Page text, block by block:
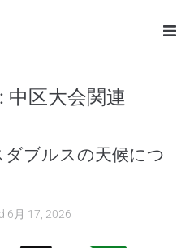
Infomation
Schedule
中区大会関連
ブルスの天候につ
6月 17, 2026